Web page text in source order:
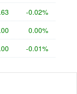
-0.02%
0.00%
-0.01%